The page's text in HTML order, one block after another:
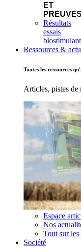
ET
PREUVES
Résultats
essais
Ressources &
Toutes les ressources
Articles, pistes de
Espace
Nos
Tout sur
Société